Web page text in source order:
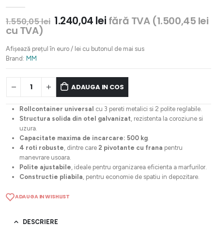
1.550,05lei Prețul
inițial
fost:
1.240,04 leiPrețul
1.240,04 lei.
fără TVA (1.500,45 lei
cu TVA)
Afișează prețul în euro / lei cu butonul de mai sus
Brand: MM
ADAUGA IN COS
Rollcontainer universal cu 3 pereti metalici si 2 polite reglabile.
Structura solida din otel galvanizat, rezistenta la coroziune si
uzura.
Capacitate maxima de incarcare: 500 kg.
4 roti robuste, dintre care 2 pivotante cu frana pentru
manevrare usoara.
Polite ajustabile, ideale pentru organizarea eficienta a marfurilor.
Constructie pliabila, pentru economie de spatiu in depozitare.
ADAUGA IN WISHLIST
DESCRIERE